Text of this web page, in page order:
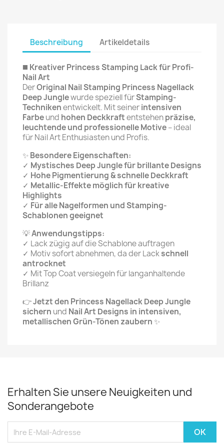
Beschreibung Artikeldetails
◼️ Kreativer Princess Stamping Lack für Profi-
Nail Art
DerOriginal Nail Stamping Princess Nagellack
Deep Junglewurde speziell fürStamping-
Technikenentwickelt. Mit seinerintensiven
Farbeund hohen Deckkraftentstehenpräzise,
leuchtende und professionelle Motive– ideal
für Nail Art Enthusiasten und Profis.
✨Besondere Eigenschaften:
✓ Mystisches Deep Jungle für brillante Designs
✓ Hohe Pigmentierung & schnelle Deckkraft
✓ Metallic-Effekte möglich für kreative
Highlights
✓ Für alle Nagelformen und Stamping-
Schablonen geeignet
💡Anwendungstipps:
✓ Lack zügig auf die Schablone auftragen
✓ Motiv sofort abnehmen, da der Lackschnell
antrocknet
✓ Mit Top Coat versiegeln für langanhaltende
Brillanz
👉Jetzt den Princess Nagellack Deep Jungle
sichern und Nail Art Designs in intensiven,
metallischen Grün-Tönen zaubern ✨
Erhalten Sie unsere Neuigkeiten und
Sonderangebote